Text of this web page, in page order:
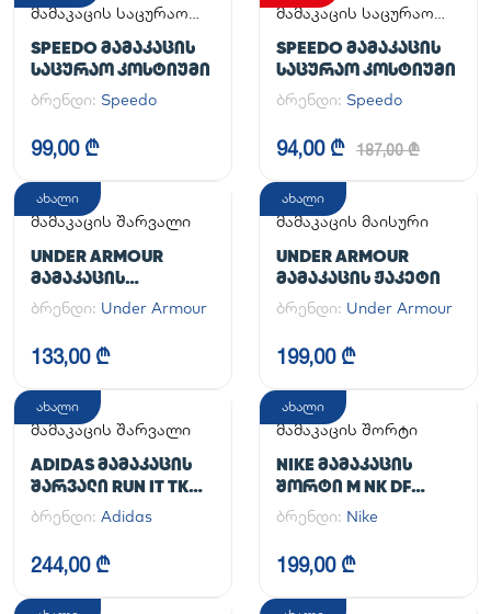
მამაკაცის საცურაო
SPEEDO ᲛᲐᲛᲐᲙᲐᲪᲘᲡ
ᲡᲐᲪᲣᲠᲐᲝ ᲙᲝᲡᲢᲘᲣᲛᲘ
ბრენდი: Speedo
99,00 ₾
მამაკაცის საცურაო
SPEEDO ᲛᲐᲛᲐᲙᲐᲪᲘᲡ
ᲡᲐᲪᲣᲠᲐᲝ ᲙᲝᲡᲢᲘᲣᲛᲘ
ბრენდი: Speedo
94,00 ₾ 187,00 ₾
ახალი
მამაკაცის შარვალი
UNDER ARMOUR
ᲛᲐᲛᲐᲙᲐᲪᲘᲡ
ᲡᲞᲝᲠᲢᲣᲚᲘ ᲨᲐᲠᲕᲐᲚᲘ
UA CG ARMOUR
LEGGINGS
ბრენდი: Under Armour
133,00 ₾
ახალი
მამაკაცის მაისური
UNDER ARMOUR
ᲛᲐᲛᲐᲙᲐᲪᲘᲡ ᲟᲐᲙᲔᲢᲘ
ბრენდი: Under Armour
199,00 ₾
ახალი
მამაკაცის შარვალი
ADIDAS ᲛᲐᲛᲐᲙᲐᲪᲘᲡ
ᲨᲐᲠᲕᲐᲚᲘ RUN IT TKO
PANT
ბრენდი: Adidas
244,00 ₾
ახალი
მამაკაცის შორტი
NIKE ᲛᲐᲛᲐᲙᲐᲪᲘᲡ
ᲨᲝᲠᲢᲘ M NK DF
UNLIMITED WVN 7IN
ბრენდი: Nike
199,00 ₾